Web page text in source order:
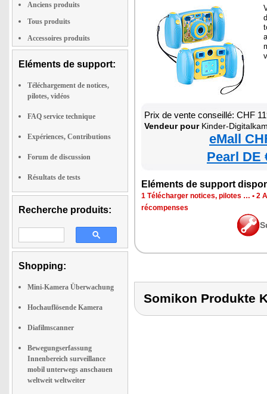
Anciens produits
Tous produits
Accessoires produits
Eléments de support:
Téléchargement de notices,
pilotes, vidéos
FAQ service technique
Expériences, Contributions
Forum de discussion
Résultats de tests
Recherche produits:
Shopping:
Mini-Kamera Überwachung
Hochauflösende Kamera
Diafilmscanner
Bewegungserfassung
Innenbereich surveillance
mobil unterwegs anschauen
weltweit weltweiter
Prix de vente conseillé: CHF
Vendeur pourKinder-
eMall
Pearl DE
Eléments de support
1 Télécharger notices, pilotes … • 2
récompenses
Somikon Produkte